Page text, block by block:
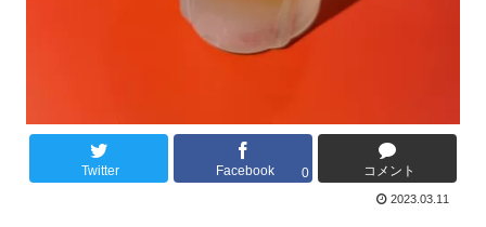
Twitter Facebook 0 コメント
2023.03.11